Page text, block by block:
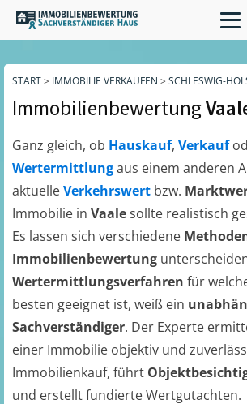
START> IMMOBILIE VERKAUFEN > SCHLESWIG-
Immobilienbewertung
Ganz gleich, ob Hauskauf, Verkauf
Wertermittlungaus einem anderen
aktuelleVerkehrswert bzw.
Immobilie in Vaalesollte realistisch
Es lassen sich verschiedene
Immobilienbewertung
Wertermittlungsverfahren für
besten geeignet ist, weiß ein
Sachverständiger. Der Experte
einer Immobilie objektiv und
Immobilienkauf, führt
und erstellt fundierte Wertgutachten.